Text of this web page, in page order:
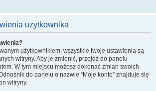
użytkownika
użytkownikiem, wszystkie twoje ustawienia są
witryny. Aby je zmienić, przejdź do panelu
W tym miejscu możesz dokonać zmian swoich
do panelu o nazwie “Moje konto” znajduje się
witryny.